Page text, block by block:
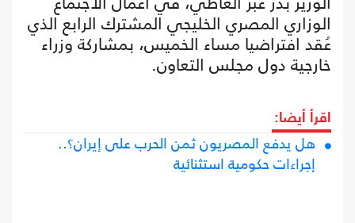
الوزاري المصري الخليجي المشترك الرابع الذي
عُقد افتراضيا مساء الخميس، بمشاركة وزراء
خارجية دول مجلس التعاون.
اقرأ أيضا:
هل يدفع المصريون ثمن الحرب على إيران؟..
إجراءات حكومية استثنائية